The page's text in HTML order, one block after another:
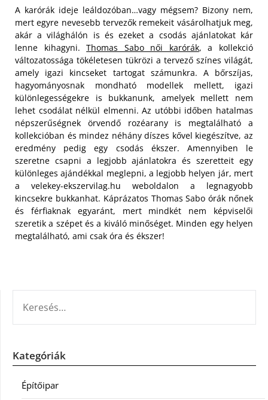
A karórák ideje leáldozóban…vagy mégsem? Bizony nem,
mert egyre nevesebb tervezők remekeit vásárolhatjuk meg,
akár a világhálón is és ezeket a csodás ajánlatokat kár
lenne kihagyni.Thomas Sabo női karórák, a kollekció
változatossága tökéletesen tükrözi a tervező színes világát,
amely igazi kincseket tartogat számunkra. A bőrszíjas,
hagyományosnak mondható modellek mellett, igazi
különlegességekre is bukkanunk, amelyek mellett nem
lehet csodálat nélkül elmenni.Az utóbbi időben hatalmas
népszerűségnek örvendő rozéarany is megtalálható a
kollekcióban és mindez néhány díszes kővel kiegészítve, az
eredmény pedig egy csodás ékszer. Amennyiben le
szeretne csapni a legjobb ajánlatokra és szeretteit egy
különleges ajándékkal meglepni, a legjobb helyen jár, mert
a velekey-ekszervilag.hu weboldalon a legnagyobb
kincsekre bukkanhat. Káprázatos Thomas Sabo órák nőnek
és férfiaknak egyaránt, mert mindkét nem képviselői
szeretik a szépet és a kiváló minőséget. Minden egy helyen
megtalálható, ami csak óra és ékszer!
Kategóriák
Építőipar